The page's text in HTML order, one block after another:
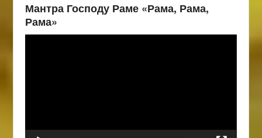
Мантра Господу Раме «Рама, Рама,
Рама»